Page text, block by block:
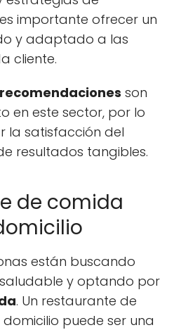
importante ofrecer un
y adaptado a las
cliente.
son
en este sector, por lo
la satisfacción del
resultados tangibles.
de comida
están buscando
y optando por
. Un restaurante de
puede ser una